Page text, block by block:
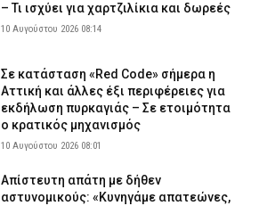
– Τι ισχύει για χαρτζιλίκια και δωρεές
10 Αυγούστου 2026 08:14
Σε κατάσταση «Red Code» σήμερα η
Αττική και άλλες έξι περιφέρειες για
εκδήλωση πυρκαγιάς – Σε ετοιμότητα
ο κρατικός μηχανισμός
10 Αυγούστου 2026 08:01
Απίστευτη απάτη με δήθεν
αστυνομικούς: «Κυνηγάμε απατεώνες,